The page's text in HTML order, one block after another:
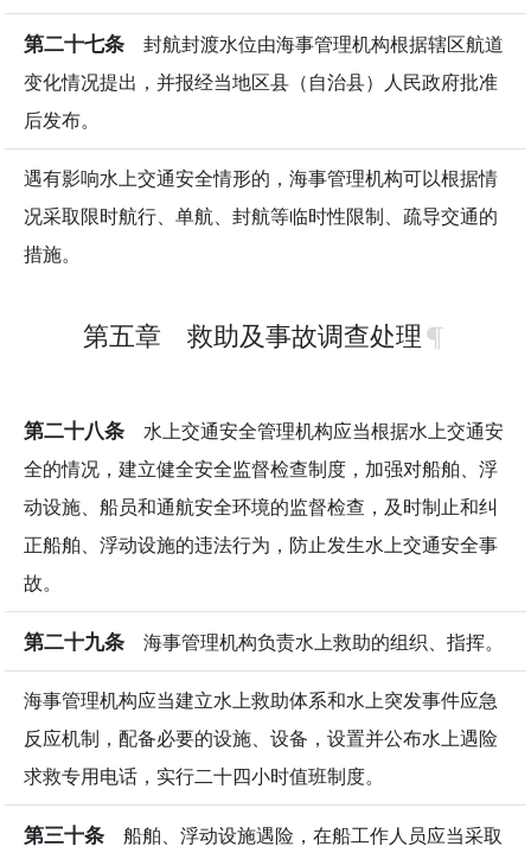
第二十七条 封航封渡水位由海事管理机构根据辖区航道
变化情况提出，并报经当地区县（自治县）人民政府批准
后发布。
遇有影响水上交通安全情形的，海事管理机构可以根据情
况采取限时航行、单航、封航等临时性限制、疏导交通的
措施。
第五章 救助及事故调查处理
第二十八条 水上交通安全管理机构应当根据水上交通安
全的情况，建立健全安全监督检查制度，加强对船舶、浮
动设施、船员和通航安全环境的监督检查，及时制止和纠
正船舶、浮动设施的违法行为，防止发生水上交通安全事
故。
第二十九条 海事管理机构负责水上救助的组织、指挥。
海事管理机构应当建立水上救助体系和水上突发事件应急
反应机制，配备必要的设施、设备，设置并公布水上遇险
求救专用电话，实行二十四小时值班制度。
第三十条 船舶、浮动设施遇险，在船工作人员应当采取